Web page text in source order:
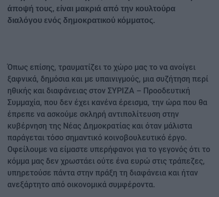
άποψή τους, είναι μακριά από την κουλτούρα
διαλόγου ενός δημοκρατικού κόμματος.
Όπως επίσης, τραυματίζει το χώρο μας το να ανοίγει
ξαφνικά, δημόσια και με υπαινιγμούς, μια συζήτηση περί
ηθικής και διαφάνειας στον ΣΥΡΙΖΑ – Προοδευτική
Συμμαχία, που δεν έχει κανένα έρεισμα, την ώρα που θα
έπρεπε να ασκούμε σκληρή αντιπολίτευση στην
κυβέρνηση της Νέας Δημοκρατίας και όταν μάλιστα
παράγεται τόσο σημαντικό κοινοβουλευτικό έργο.
Οφείλουμε να είμαστε υπερήφανοι για το γεγονός ότι το
κόμμα μας δεν χρωστάει ούτε ένα ευρώ στις τράπεζες,
υπηρετούσε πάντα στην πράξη τη διαφάνεια και ήταν
ανεξάρτητο από οικονομικά συμφέροντα.